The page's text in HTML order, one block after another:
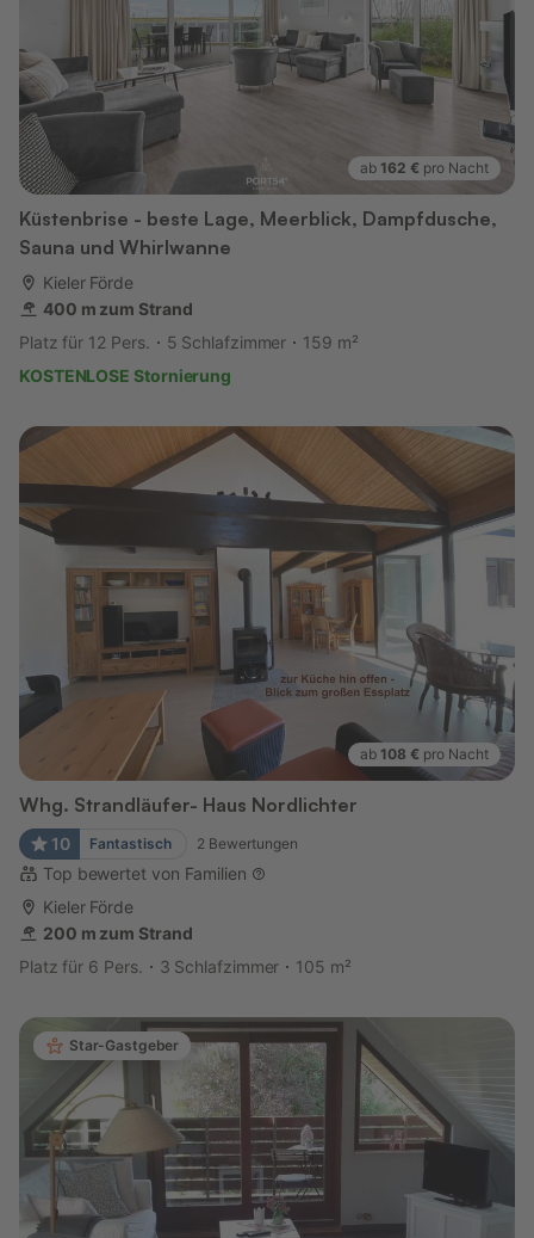
ab 162 € pro Nacht
Küstenbrise - beste Lage, Meerblick, Dampfdusche,
Sauna und Whirlwanne
Kieler Förde
400 m zum Strand
Platz für 12 Pers.
5 Schlafzimmer
159 m²
KOSTENLOSE Stornierung
ab 108 € pro Nacht
Whg. Strandläufer- Haus Nordlichter
10 Fantastisch 2 Bewertungen
Top bewertet von Familien
Kieler Förde
200 m zum Strand
Platz für 6 Pers.
3 Schlafzimmer 105 m²
Star-Gastgeber